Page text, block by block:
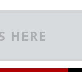
HERE